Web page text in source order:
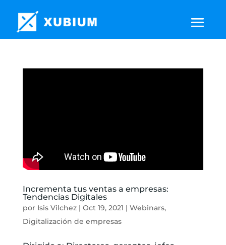
Incrementa tus ventas a empresas:
Tendencias Digitales
por Isis Vilchez| Oct 19, 2021 | Webinars,
Digitalización de empresas